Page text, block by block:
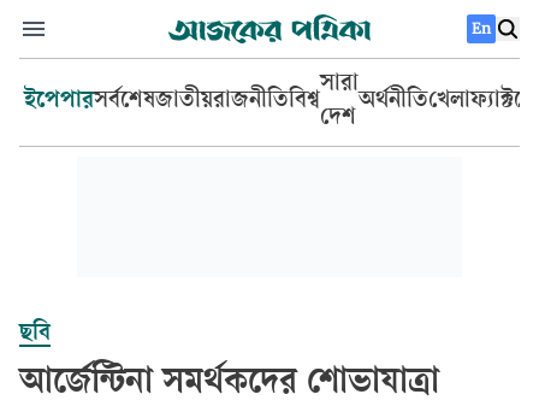
En
ইপেপারসর্বশেষজাতীয়রাজনীতিবিশ্ব
সারা
দেশ
অর্থনীতিখেলা
ছবি
আর্জেন্টিনা সমর্থকদের শোভাযাত্রা